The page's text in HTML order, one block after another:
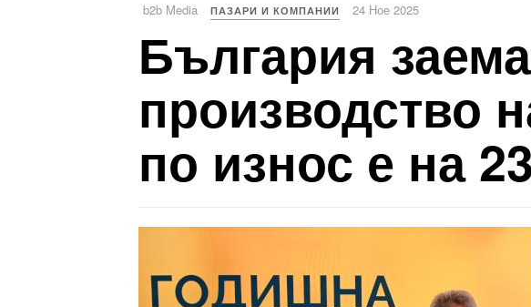
b2b Media ПАЗАРИ И КОМПАНИИ 24 Ное 2025
България
производство
по износ е на